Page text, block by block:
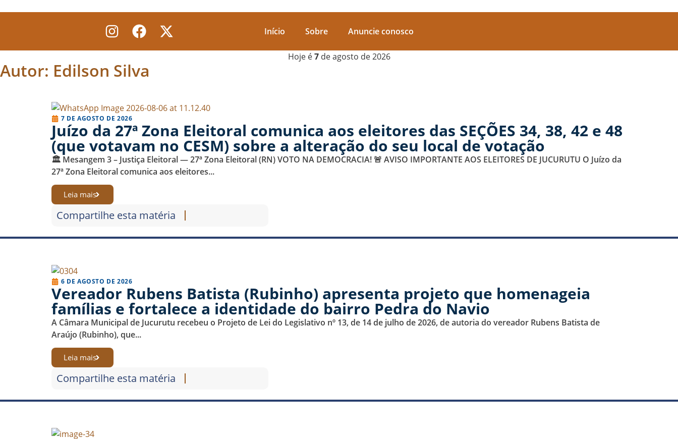
Início Sobre Anuncie conosco
Hoje é7de agosto de 2026
Autor: Edilson Silva
7 DE AGOSTO DE 2026
Juízo da 27ª Zona Eleitoral comunica aos eleitores das SEÇÕES 34, 38, 42 e 48
(que votavam no CESM) sobre a alteração do seu local de votação
🏛️ Mesangem 3 – Justiça Eleitoral — 27ª Zona Eleitoral (RN) VOTO NA DEMOCRACIA! 🚨 AVISO IMPORTANTE AOS ELEITORES DE JUCURUTU O Juízo da
27ª Zona Eleitoral comunica aos eleitores...
Leia mais
Compartilhe esta matéria
6 DE AGOSTO DE 2026
Vereador Rubens Batista (Rubinho) apresenta projeto que homenageia
famílias e fortalece a identidade do bairro Pedra do Navio
A Câmara Municipal de Jucurutu recebeu o Projeto de Lei do Legislativo nº 13, de 14 de julho de 2026, de autoria do vereador Rubens Batista de
Araújo (Rubinho), que...
Leia mais
Compartilhe esta matéria